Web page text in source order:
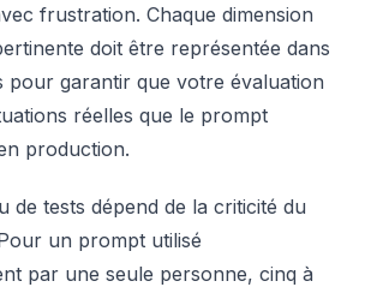
frustration. Chaque dimension
doit être représentée dans
pour garantir que votre évaluation
réelles que le prompt
production.
de tests dépend de la criticité du
un prompt utilisé
par une seule personne, cinq à